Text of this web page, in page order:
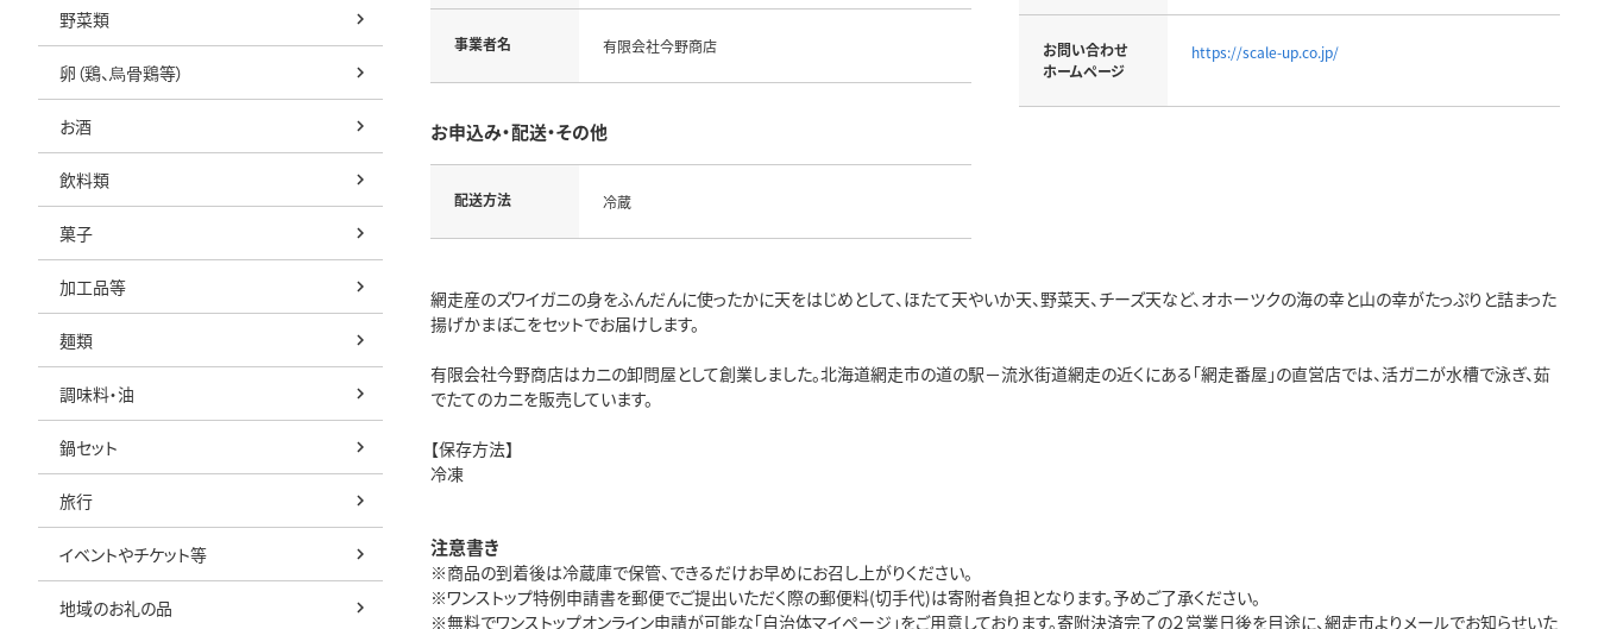
野菜類
卵（鶏、烏骨鶏等）
お酒
飲料類
菓子
加工品等
麺類
調味料・油
鍋セット
旅行
イベントやチケット等
地域のお礼の品
事業者名 有限会社今野商店
お申込み・配送・その他
配送方法 冷蔵
お問い合わせ
ホームページ
https://scale-up.co.jp/
網走産のズワイガニの身をふんだんに使ったかに天をはじめとして、ほたて天やいか天、野菜天、チーズ天など、オホーツクの海の幸と山の幸がたっぷりと詰まった
揚げかまぼこをセットでお届けします。
有限会社今野商店はカニの卸問屋として創業しました。北海道網走市の道の駅－流氷街道網走の近くにある「網走番屋」の直営店では、活ガニが水槽で泳ぎ、茹
でたてのカニを販売しています。
【保存方法】
冷凍
注意書き
※商品の到着後は冷蔵庫で保管、できるだけお早めにお召し上がりください。
※ワンストップ特例申請書を郵便でご提出いただく際の郵便料(切手代)は寄附者負担となります。予めご了承ください。
※無料でワンストップオンライン申請が可能な「自治体マイページ」をご用意しております。寄附決済完了の２営業日後を目途に、網走市よりメールでお知らせいた